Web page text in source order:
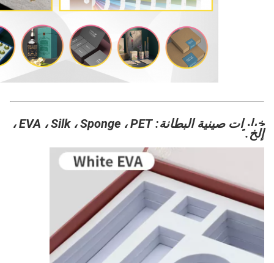
خيارات صينية البطانة: EVA ، Silk ، Sponge ، PET ،
إلخ.